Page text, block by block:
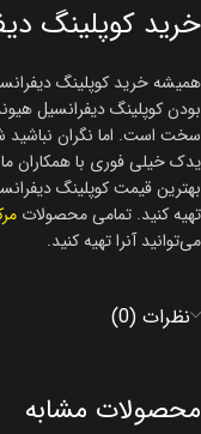
خرید کوپلینگ
همیشه خرید کوپلینگ
بودن کوپلینگ دیفرانسیل
سخت است. اما نگران نباشید
یدک خیلی فوری با همکاران
تهیه کنید. تمامی محصولات
می‌توانید آنرا تهیه کنید.
نظرات (0)
محصولات مشابه